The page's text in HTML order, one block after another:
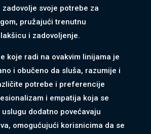
svoje potrebe za
pružajući trenutnu
i zadovoljenje.
koje radi na ovakvim linijama je
i obučeno da sluša, razumije i
potrebe i preferencije
i empatija koja se
dodatno povećavaju
omogućujući korisnicima da se